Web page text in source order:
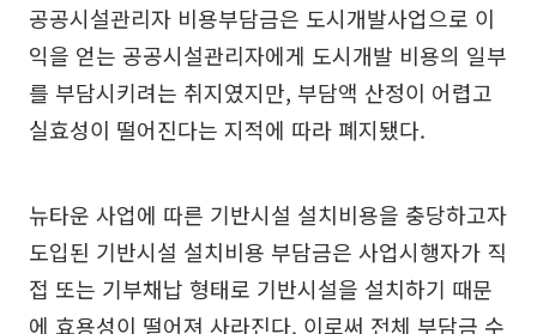
공공시설관리자 비용부담금은 도시개발사업으로 이
익을 얻는 공공시설관리자에게 도시개발 비용의 일부
를 부담시키려는 취지였지만, 부담액 산정이 어렵고
실효성이 떨어진다는 지적에 따라 폐지됐다.
뉴타운 사업에 따른 기반시설 설치비용을 충당하고자
도입된 기반시설 설치비용 부담금은 사업시행자가 직
접 또는 기부채납 형태로 기반시설을 설치하기 때문
에 효용성이 떨어져 사라진다. 이로써 전체 부담금 수